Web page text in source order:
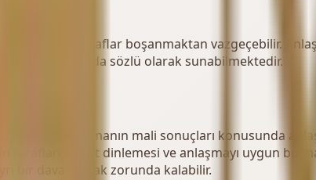
sonra taraflar boşanmaktan vazgeçebilir.
veya duruşmada sözlü olarak sunabilmektedir.
ve boşanmanın mali sonuçları konusunda
tarafları bizzat dinlemesi ve anlaşmayı uygun
bir dava açmak zorunda kalabilir.